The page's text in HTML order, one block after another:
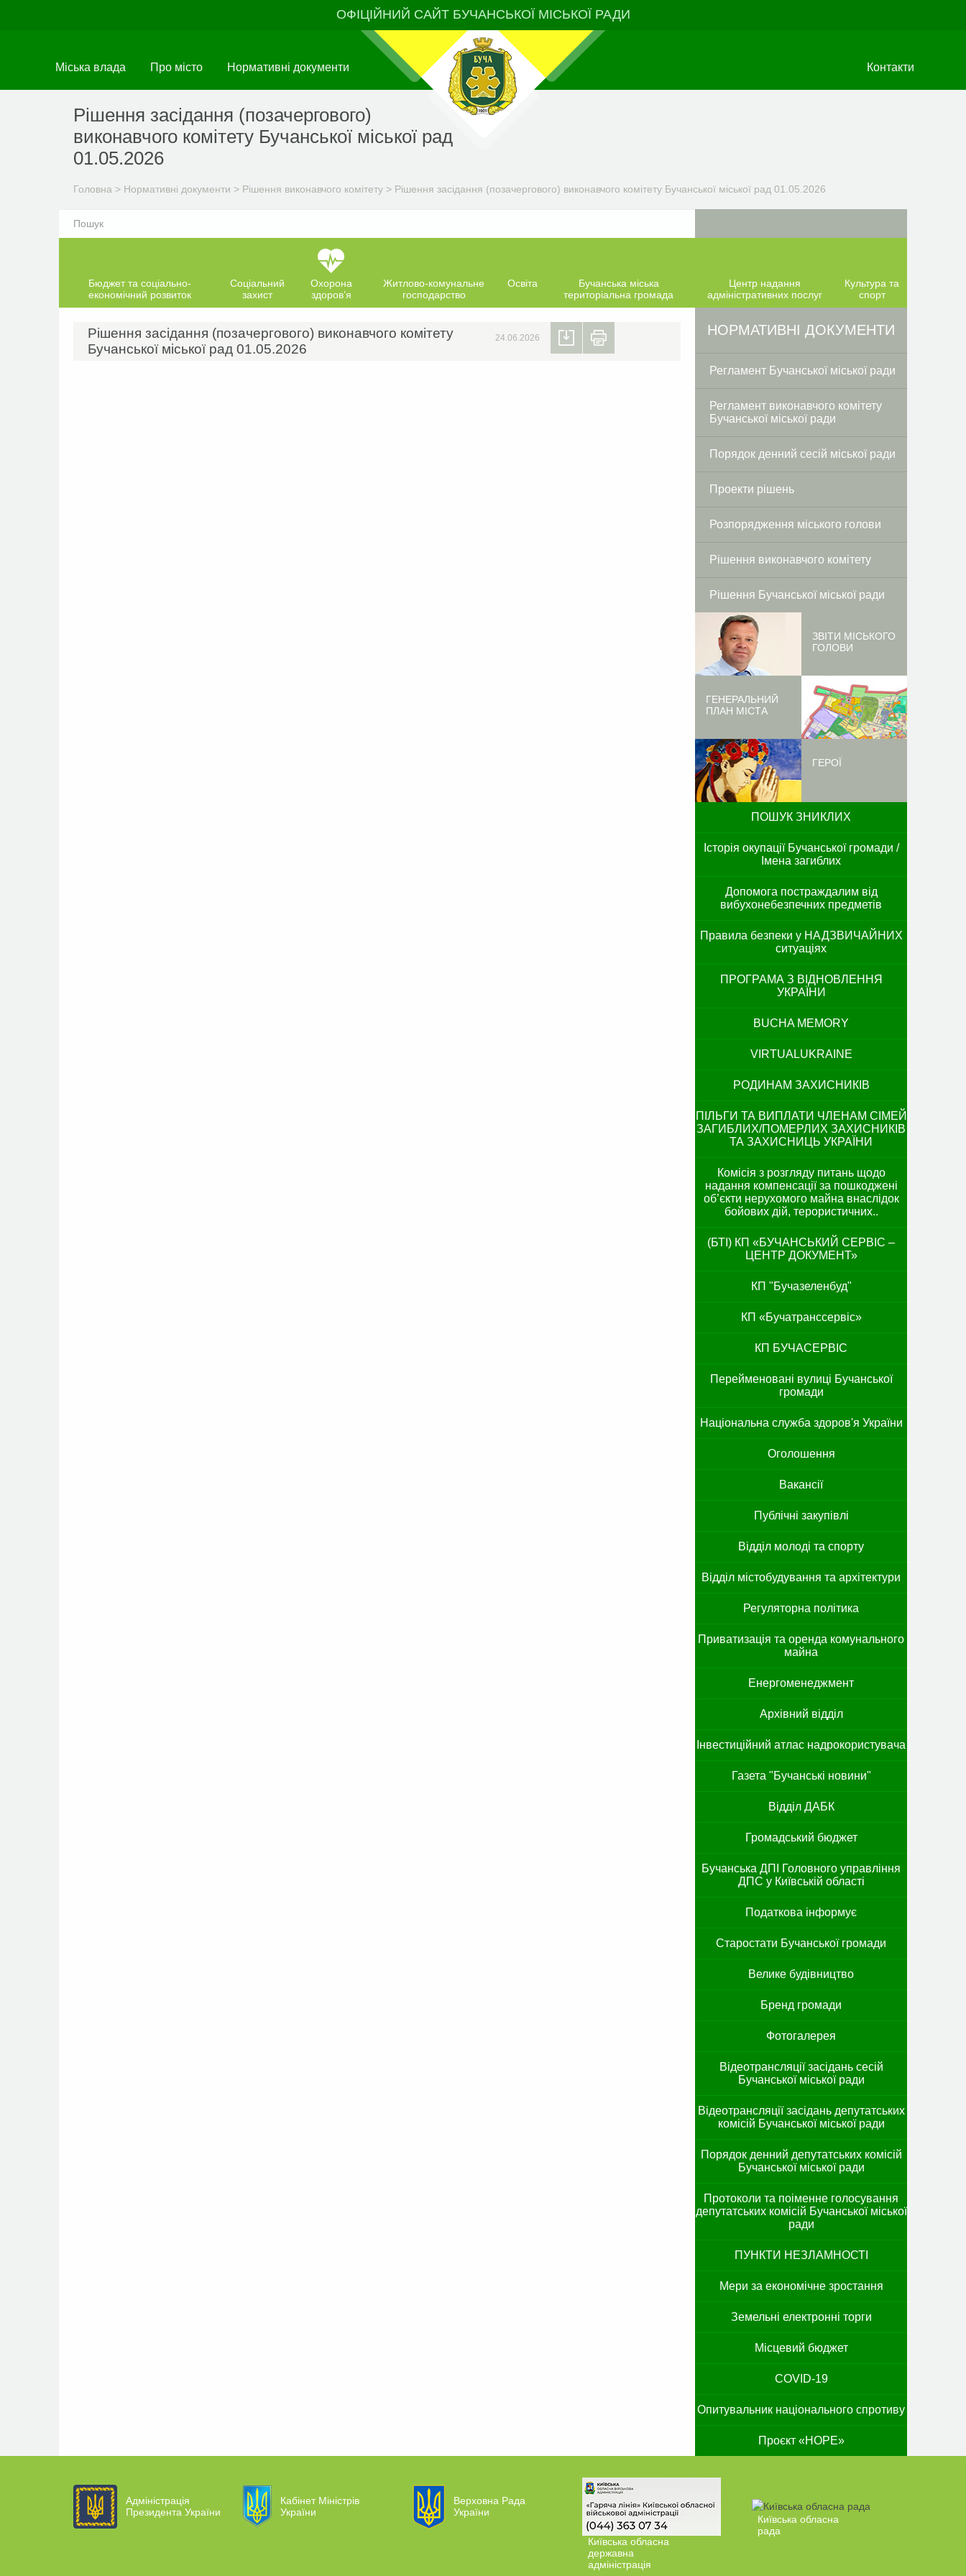
ОФІЦІЙНИЙ САЙТ БУЧАНСЬКОЇ МІСЬКОЇ РАДИ
Міська влада Про місто Нормативні документи Контакти
Рішення засідання (позачергового)
виконавчого комітету Бучанської міської рад
01.05.2026
Головна > Нормативні документи > Рішення виконавчого комітету > Рішення засідання (позачергового) виконавчого комітету Бучанської міської рад 01.05.2026
Бюджет та соціально-
економічний розвиток
Соціальний
захист
Охорона
здоров’я
Житлово-комунальне
господарство
Освіта
Бучанська міська
територіальна громада
Центр надання
адміністративних послуг
Культура та
спорт
Рішення засідання (позачергового) виконавчого комітету
Бучанської міської рад 01.05.2026
24.06.2026 Facebook
Twitter
НОРМАТИВНІ ДОКУМЕНТИ
Регламент Бучанської міської ради
Регламент виконавчого комітету
Бучанської міської ради
Порядок денний сесій міської ради
Проекти рішень
Розпорядження міського голови
Рішення виконавчого комітету
Рішення Бучанської міської ради
ЗВІТИ МІСЬКОГО
ГОЛОВИ
ГЕНЕРАЛЬНИЙ
ПЛАН МІСТА
ГЕРОЇ
ПОШУК ЗНИКЛИХ
Історія окупації Бучанської громади /
Імена загиблих
Допомога постраждалим від
вибухонебезпечних предметів
Правила безпеки у НАДЗВИЧАЙНИХ
ситуаціях
ПРОГРАМА З ВІДНОВЛЕННЯ
УКРАЇНИ
BUCHA MEMORY
VIRTUALUKRAINE
РОДИНАМ ЗАХИСНИКІВ
ПІЛЬГИ ТА ВИПЛАТИ ЧЛЕНАМ СІМЕЙ
ЗАГИБЛИХ/ПОМЕРЛИХ ЗАХИСНИКІВ
ТА ЗАХИСНИЦЬ УКРАЇНИ
Комісія з розгляду питань щодо
надання компенсації за пошкоджені
об’єкти нерухомого майна внаслідок
бойових дій, терористичних..
(БТІ) КП «БУЧАНСЬКИЙ СЕРВІС –
ЦЕНТР ДОКУМЕНТ»
КП "Бучазеленбуд"
КП «Бучатранссервіс»
КП БУЧАСЕРВІС
Перейменовані вулиці Бучанської
громади
Національна служба здоров'я України
Оголошення
Вакансії
Публічні закупівлі
Відділ молоді та спорту
Відділ містобудування та архітектури
Регуляторна політика
Приватизація та оренда комунального
майна
Енергоменеджмент
Архівний відділ
Інвестиційний атлас надрокористувача
Газета "Бучанські новини"
Відділ ДАБК
Громадський бюджет
Бучанська ДПІ Головного управління
ДПС у Київській області
Податкова інформує
Старостати Бучанської громади
Велике будівництво
Бренд громади
Фотогалерея
Відеотрансляції засідань сесій
Бучанської міської ради
Відеотрансляції засідань депутатських
комісій Бучанської міської ради
Порядок денний депутатських комісій
Бучанської міської ради
Протоколи та поіменне голосування
депутатських комісій Бучанської міської
ради
ПУНКТИ НЕЗЛАМНОСТІ
Мери за економічне зростання
Земельні електронні торги
Місцевий бюджет
COVID-19
Опитувальник національного спротиву
Проєкт «HOPE»
Адміністрація
Президента України
Кабінет Міністрів
України
Верховна Рада
України
Київська обласна
державна
адміністрація
Київська обласна
рада